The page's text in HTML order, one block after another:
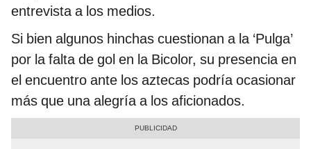
entrevista a los medios.
Si bien algunos hinchas cuestionan a la ‘Pulga’
por la falta de gol en la Bicolor, su presencia en
el encuentro ante los aztecas podría ocasionar
más que una alegría a los aficionados.